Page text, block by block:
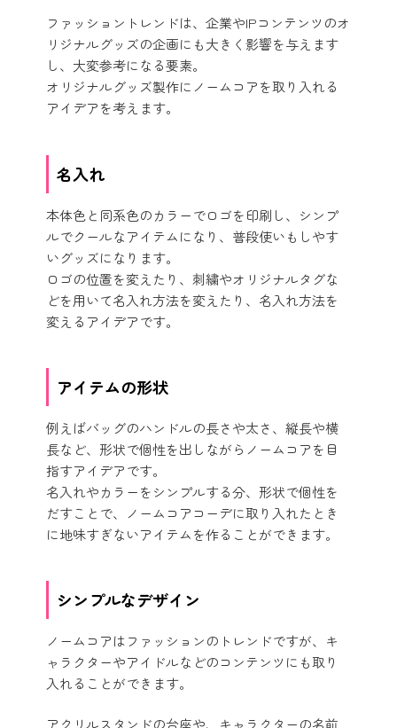
ファッショントレンドは、企業やIPコンテンツのオ
リジナルグッズの企画にも大きく影響を与えます
し、大変参考になる要素。
オリジナルグッズ製作にノームコアを取り入れる
アイデアを考えます。
名入れ
本体色と同系色のカラーでロゴを印刷し、シンプ
ルでクールなアイテムになり、普段使いもしやす
いグッズになります。
ロゴの位置を変えたり、刺繍やオリジナルタグな
どを用いて名入れ方法を変えたり、名入れ方法を
変えるアイデアです。
アイテムの形状
例えばバッグのハンドルの長さや太さ、縦長や横
長など、形状で個性を出しながらノームコアを目
指すアイデアです。
名入れやカラーをシンプルする分、形状で個性を
だすことで、ノームコアコーデに取り入れたとき
に地味すぎないアイテムを作ることができます。
シンプルなデザイン
ノームコアはファッションのトレンドですが、キ
ャラクターやアイドルなどのコンテンツにも取り
入れることができます。
アクリルスタンドの台座や、キャラクターの名前